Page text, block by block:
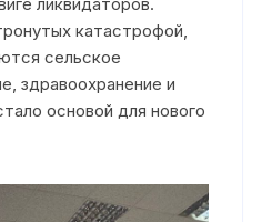
катастрофой,
сельское
здравоохранение и
основой для нового